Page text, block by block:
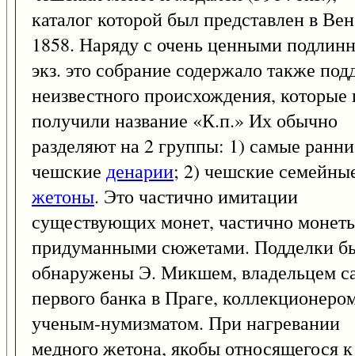
каталог которой был представлен в
1858. Наряду с очень ценными
экз. это собрание содержало также
неизвестного происхождения, которые
получили название «К.п.» Их обычно
разделяют на 2 группы: 1) самые
чешские денарии; 2) чешские
жетоны. Это частично имитации
существующих монет, частично
придуманными сюжетами. Подделки
обнаружены Э. Микшем, владельцем
первого банка в Праге,
ученым-нумизматом. При нагревании
медного жетона, якобы относящегося